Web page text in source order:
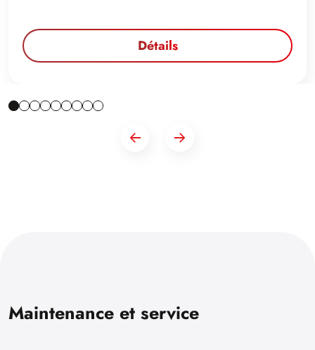
Détails
Maintenance et service